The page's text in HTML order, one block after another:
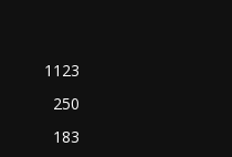
1123
250
183